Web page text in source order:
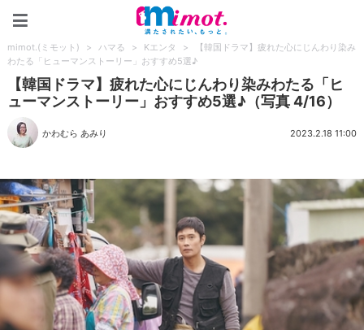
mimot.(ミモット) > ハマる > Kエンタ >
【韓国ドラマ】疲れた心にじんわり染み
わたる「ヒューマンストーリー」おすすめ5選♪
【韓国ドラマ】疲れた心にじんわり染みわたる「ヒ
ューマンストーリー」おすすめ5選♪（写真 4/16）
かわむら あみり 2023.2.18 11:00